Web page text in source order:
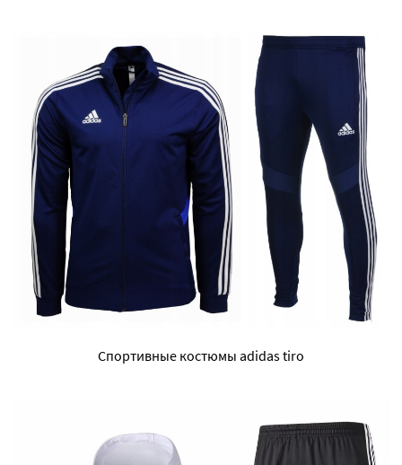
Спортивные костюмы adidas tiro